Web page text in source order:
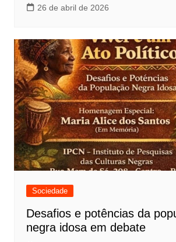
26 de abril de 2026
Sociedade
Desafios e potências da
negra idosa em debate